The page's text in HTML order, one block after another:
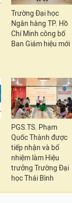
Trường Đại học
Ngân hàng TP. Hồ
Chí Minh công bố
Ban Giám hiệu mới
PGS.TS. Phạm
Quốc Thành được
tiếp nhận và bổ
nhiệm làm Hiệu
trưởng Trường Đại
học Thái Bình